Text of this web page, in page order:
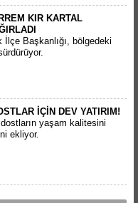
KIR KARTAL
Başkanlığı, bölgedeki
İÇİN DEV YATIRIM!
yaşam kalitesini
ekliyor.